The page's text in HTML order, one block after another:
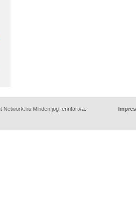
Network.hu Minden jog fenntartva.